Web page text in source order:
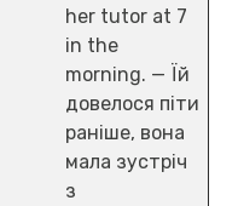
her tutor at 7
in the
morning. — Їй
довелося піти
раніше, вона
мала зустріч
з